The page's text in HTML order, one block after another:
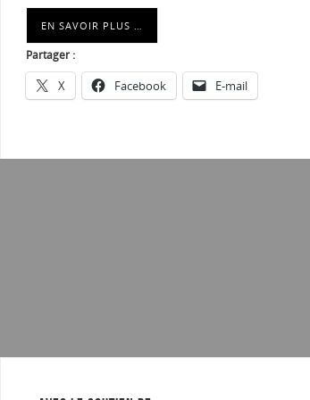
EN SAVOIR PLUS …
Partager :
X Facebook E-mail